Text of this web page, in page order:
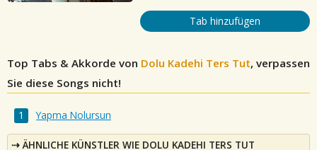
Tab hinzufügen
Top Tabs & Akkorde von Dolu Kadehi Ters Tut, verpassen
Sie diese Songs nicht!
Yapma Nolursun
ÄHNLICHE KÜNSTLER WIE DOLU KADEHI TERS TUT